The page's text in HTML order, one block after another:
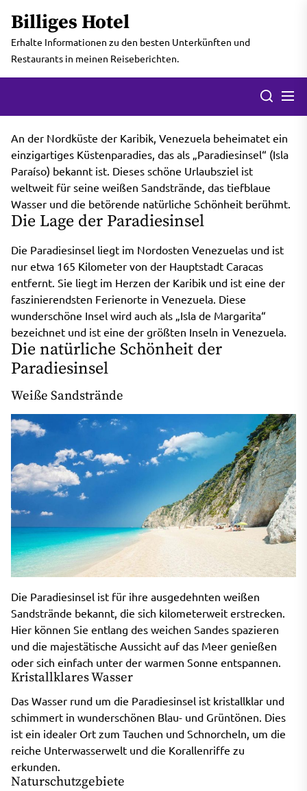
the
content
Billiges Hotel
Erhalte Informationen zu den besten Unterkünften und
Restaurants in meinen Reiseberichten.
Search
An der Nordküste der Karibik, Venezuela beheimatet ein
einzigartiges Küstenparadies, das als „Paradiesinsel“ (Isla
Paraíso) bekannt ist. Dieses schöne Urlaubsziel ist
weltweit für seine weißen Sandstrände, das tiefblaue
Wasser und die betörende natürliche Schönheit berühmt.
Die Lage der Paradiesinsel
Die Paradiesinsel liegt im Nordosten Venezuelas und ist
nur etwa 165 Kilometer von der Hauptstadt Caracas
entfernt. Sie liegt im Herzen der Karibik und ist eine der
faszinierendsten Ferienorte in Venezuela. Diese
wunderschöne Insel wird auch als „Isla de Margarita“
bezeichnet und ist eine der größten Inseln in Venezuela.
Die natürliche Schönheit der
Paradiesinsel
Weiße Sandstrände
Die Paradiesinsel ist für ihre ausgedehnten weißen
Sandstrände bekannt, die sich kilometerweit erstrecken.
Hier können Sie entlang des weichen Sandes spazieren
und die majestätische Aussicht auf das Meer genießen
oder sich einfach unter der warmen Sonne entspannen.
Kristallklares Wasser
Das Wasser rund um die Paradiesinsel ist kristallklar und
schimmert in wunderschönen Blau- und Grüntönen. Dies
ist ein idealer Ort zum Tauchen und Schnorcheln, um die
reiche Unterwasserwelt und die Korallenriffe zu
erkunden.
Naturschutzgebiete